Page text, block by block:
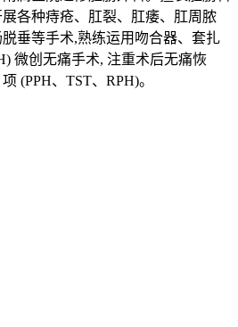
各种痔疮、肛裂、肛痿、肛周脓
垂等手术,熟练运用吻合器、套扎
微创无痛手术, 注重术后无痛恢
(PPH、TST、RPH)。